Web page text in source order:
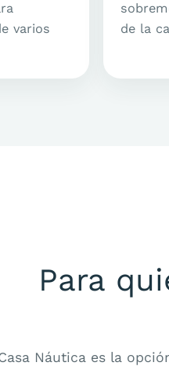
varios
de la
Para
Náutica es la